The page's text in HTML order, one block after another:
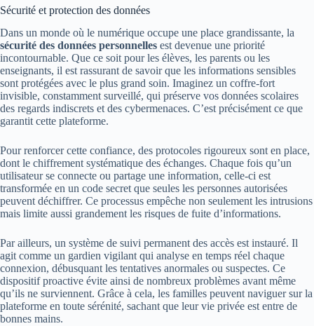
Sécurité et protection des données
Dans un monde où le numérique occupe une place grandissante, la
sécurité des données personnelles est devenue une priorité
incontournable. Que ce soit pour les élèves, les parents ou les
enseignants, il est rassurant de savoir que les informations sensibles
sont protégées avec le plus grand soin. Imaginez un coffre-fort
invisible, constamment surveillé, qui préserve vos données scolaires
des regards indiscrets et des cybermenaces. C’est précisément ce que
garantit cette plateforme.
Pour renforcer cette confiance, des protocoles rigoureux sont en place,
dont le chiffrement systématique des échanges. Chaque fois qu’un
utilisateur se connecte ou partage une information, celle-ci est
transformée en un code secret que seules les personnes autorisées
peuvent déchiffrer. Ce processus empêche non seulement les intrusions
mais limite aussi grandement les risques de fuite d’informations.
Par ailleurs, un système de suivi permanent des accès est instauré. Il
agit comme un gardien vigilant qui analyse en temps réel chaque
connexion, débusquant les tentatives anormales ou suspectes. Ce
dispositif proactive évite ainsi de nombreux problèmes avant même
qu’ils ne surviennent. Grâce à cela, les familles peuvent naviguer sur la
plateforme en toute sérénité, sachant que leur vie privée est entre de
bonnes mains.